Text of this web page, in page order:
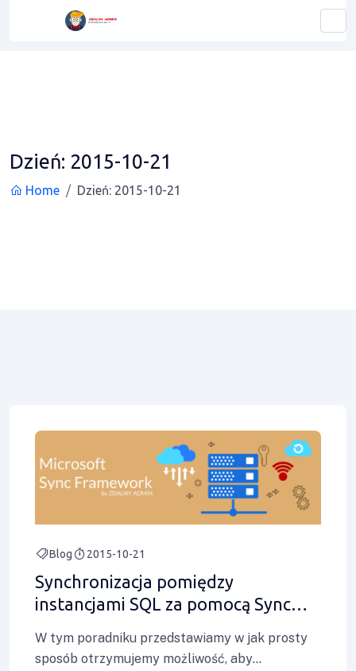
Dzień: 2015-10-21
Home Dzień: 2015-10-21
Blog 2015-10-21
Synchronizacja pomiędzy
instancjami SQL za pomocą Sync
W tym poradniku przedstawiamy w jak prosty
sposób otrzymujemy możliwość, aby